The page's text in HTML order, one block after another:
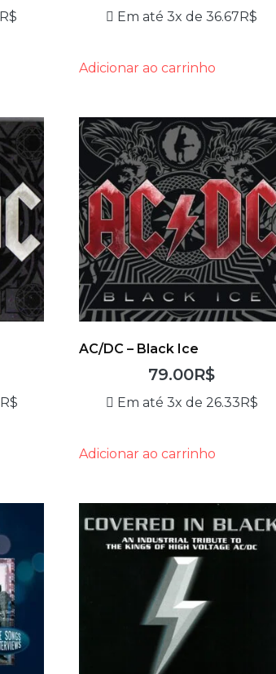
R$ Em até 3x de36.67 R$
Adicionar ao carrinho
R$
AC/DC – Black Ice
79.00R$
Em até 3x de 26.33 R$
Adicionar ao carrinho